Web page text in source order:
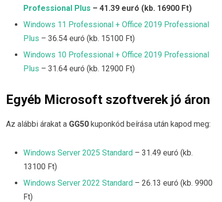
Professional Plus – 41.39 euró (kb. 16900 Ft)
Windows 11 Professional + Office 2019 Professional
Plus – 36.54 euró (kb. 15100 Ft)
Windows 10 Professional + Office 2019 Professional
Plus – 31.64 euró (kb. 12900 Ft)
Egyéb Microsoft szoftverek jó áron
Az alábbi árakat a GG50 kuponkód beírása után kapod meg:
Windows Server 2025 Standard – 31.49 euró (kb.
13100 Ft)
Windows Server 2022 Standard – 26.13 euró (kb. 9900
Ft)